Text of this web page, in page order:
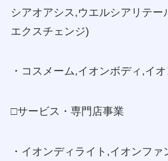
シアオアシス,ウエルシアリテー
エクスチェンジ)
・コスメーム,イオンボディ,イ
□サービス・専門店事業
・イオンディライト,イオンフ